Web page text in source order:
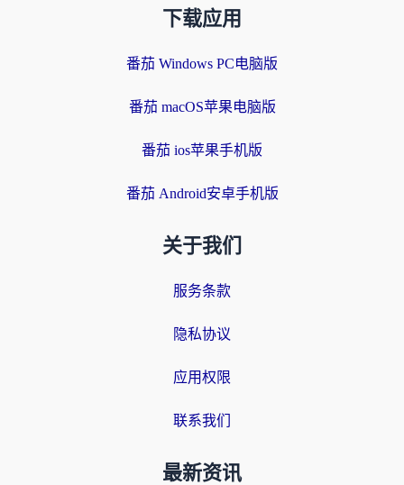
下载应用
番茄 Windows PC电脑版
番茄 macOS苹果电脑版
番茄 ios苹果手机版
番茄 Android安卓手机版
关于我们
服务条款
隐私协议
应用权限
联系我们
最新资讯